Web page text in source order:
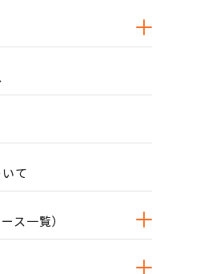
て
ス一覧）